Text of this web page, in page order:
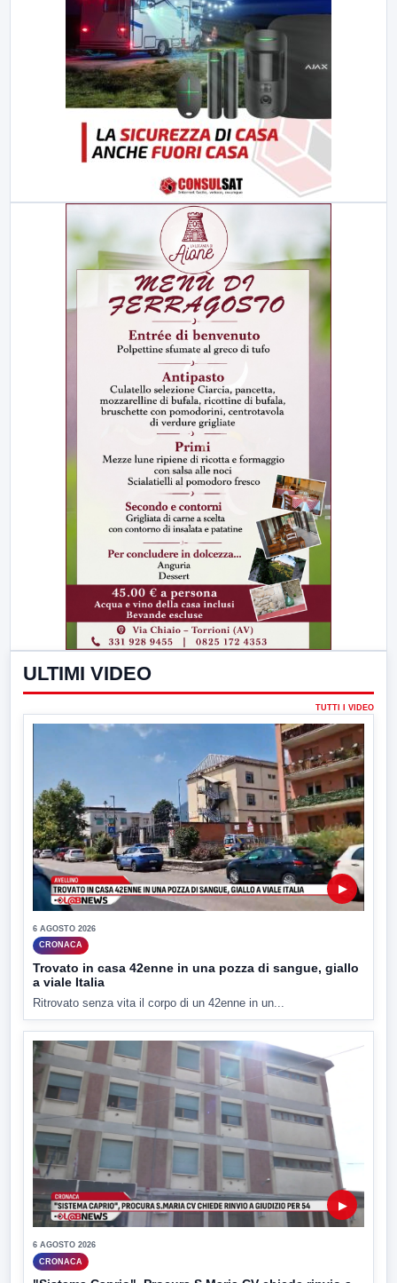
ULTIMI VIDEO
TUTTI I VIDEO
▶
6 AGOSTO 2026
CRONACA
Trovato in casa 42enne in una pozza di sangue, giallo
a viale Italia
Ritrovato senza vita il corpo di un 42enne in un...
▶
6 AGOSTO 2026
CRONACA